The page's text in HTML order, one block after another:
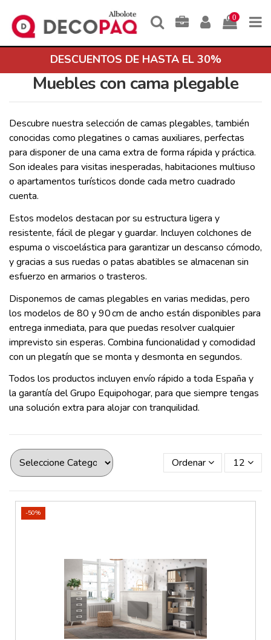
0
DESCUENTOS DE HASTA EL 30%
Muebles con cama plegable
Descubre nuestra selección de camas plegables, también
conocidas como plegatines o camas auxiliares, perfectas
para disponer de una cama extra de forma rápida y práctica.
Son ideales para visitas inesperadas, habitaciones multiuso
o apartamentos turísticos donde cada metro cuadrado
cuenta.
Estos modelos destacan por su estructura ligera y
resistente, fácil de plegar y guardar. Incluyen colchones de
espuma o viscoelástica para garantizar un descanso cómodo,
y gracias a sus ruedas o patas abatibles se almacenan sin
esfuerzo en armarios o trasteros.
Disponemos de camas plegables en varias medidas, pero
los modelos de 80 y 90 cm de ancho están disponibles para
entrega inmediata, para que puedas resolver cualquier
imprevisto sin esperas. Combina funcionalidad y comodidad
con un plegatín que se monta y desmonta en segundos.
Todos los productos incluyen envío rápido a toda España y
la garantía del Grupo Equipohogar, para que siempre tengas
una solución extra para alojar con tranquilidad.
Ordenar 12
-50%